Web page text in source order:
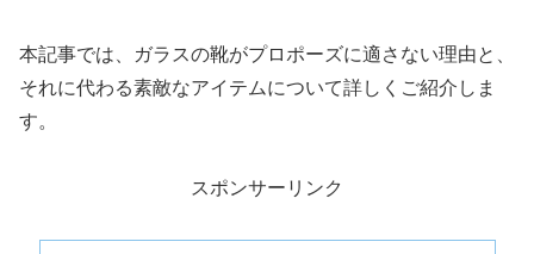
本記事では、ガラスの靴がプロポーズに適さない理由と、
それに代わる素敵なアイテムについて詳しくご紹介しま
す。
スポンサーリンク